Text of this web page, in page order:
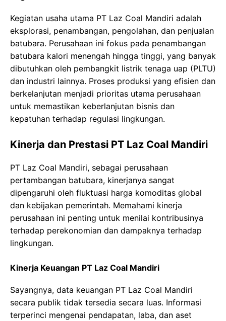
Kegiatan usaha utama PT Laz Coal Mandiri adalah
eksplorasi, penambangan, pengolahan, dan penjualan
batubara. Perusahaan ini fokus pada penambangan
batubara kalori menengah hingga tinggi, yang banyak
dibutuhkan oleh pembangkit listrik tenaga uap (PLTU)
dan industri lainnya. Proses produksi yang efisien dan
berkelanjutan menjadi prioritas utama perusahaan
untuk memastikan keberlanjutan bisnis dan
kepatuhan terhadap regulasi lingkungan.
Kinerja dan Prestasi PT Laz Coal Mandiri
PT Laz Coal Mandiri, sebagai perusahaan
pertambangan batubara, kinerjanya sangat
dipengaruhi oleh fluktuasi harga komoditas global
dan kebijakan pemerintah. Memahami kinerja
perusahaan ini penting untuk menilai kontribusinya
terhadap perekonomian dan dampaknya terhadap
lingkungan.
Kinerja Keuangan PT Laz Coal Mandiri
Sayangnya, data keuangan PT Laz Coal Mandiri
secara publik tidak tersedia secara luas. Informasi
terperinci mengenai pendapatan, laba, dan aset